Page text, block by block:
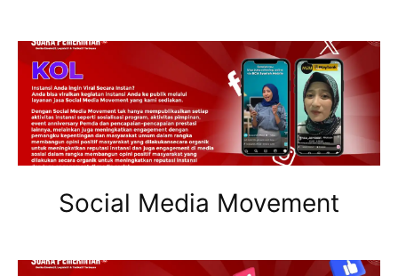
Social Media Movement